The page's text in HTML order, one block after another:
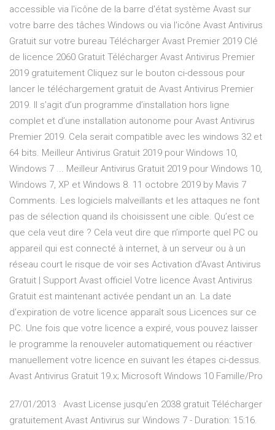
accessible via l'icône de la barre d'état système Avast sur
votre barre des tâches Windows ou via l'icône Avast Antivirus
Gratuit sur votre bureau Télécharger Avast Premier 2019 Clé
de licence 2060 Gratuit Télécharger Avast Antivirus Premier
2019 gratuitement Cliquez sur le bouton ci-dessous pour
lancer le téléchargement gratuit de Avast Antivirus Premier
2019. Il s’agit d’un programme d’installation hors ligne
complet et d’une installation autonome pour Avast Antivirus
Premier 2019. Cela serait compatible avec les windows 32 et
64 bits. Meilleur Antivirus Gratuit 2019 pour Windows 10,
Windows 7 ... Meilleur Antivirus Gratuit 2019 pour Windows 10,
Windows 7, XP et Windows 8. 11 octobre 2019 by Mavis 7
Comments. Les logiciels malveillants et les attaques ne font
pas de sélection quand ils choisissent une cible. Qu’est ce
que cela veut dire ? Cela veut dire que n’importe quel PC ou
appareil qui est connecté à internet, à un serveur ou à un
réseau court le risque de voir ses Activation d'Avast Antivirus
Gratuit | Support Avast officiel Votre licence Avast Antivirus
Gratuit est maintenant activée pendant un an. La date
d'expiration de votre licence apparaît sous Licences sur ce
PC. Une fois que votre licence a expiré, vous pouvez laisser
le programme la renouveler automatiquement ou réactiver
manuellement votre licence en suivant les étapes ci-dessus.
Avast Antivirus Gratuit 19.x; Microsoft Windows 10 Famille/Pro
27/01/2013 · Avast License jusqu'en 2038 gratuit Télécharger
gratuitement Avast Antivirus sur Windows 7 - Duration: 15:16.